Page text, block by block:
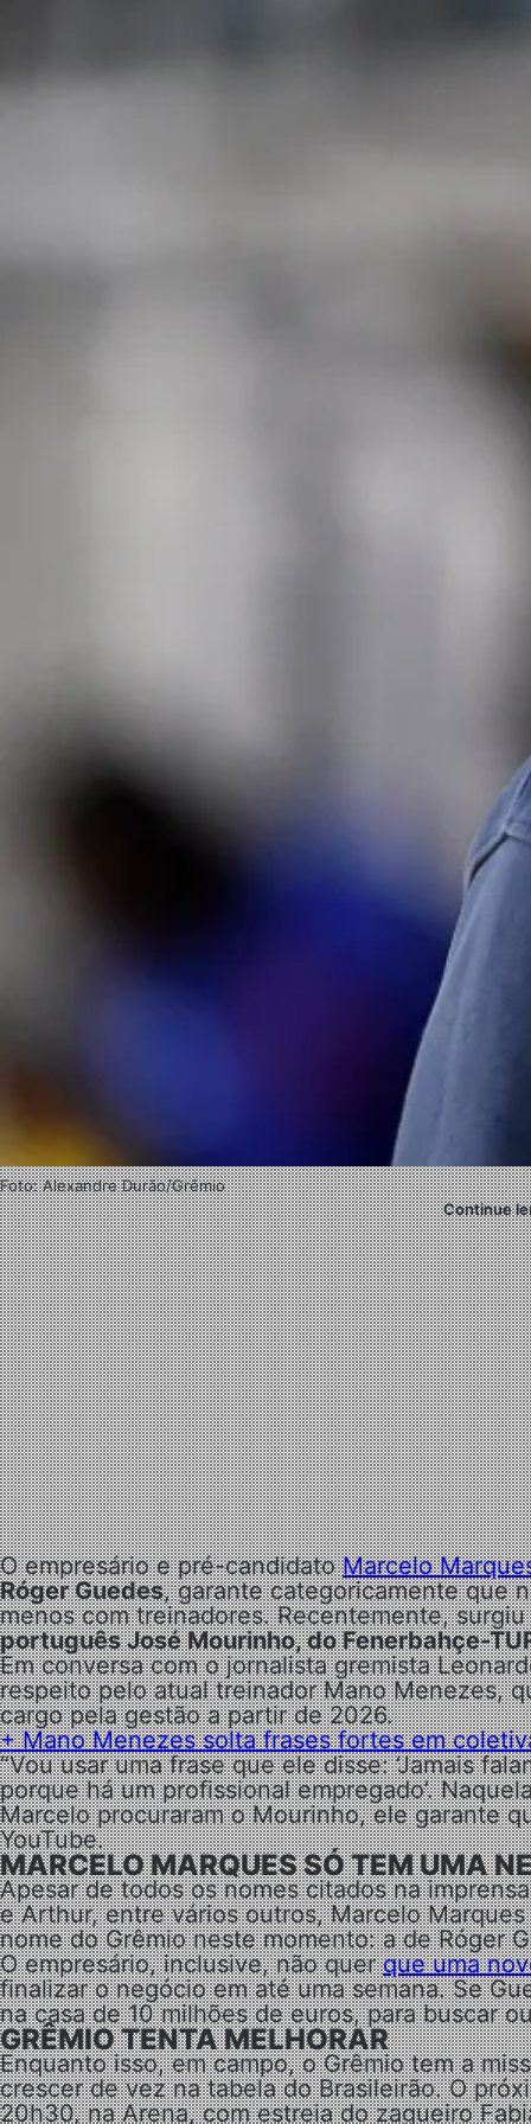
Foto: Alexandre Durão/Grêmio
Continue
O empresário e pré-candidatoMarcelo
Róger Guedes, garante categoricamente que
menos com treinadores. Recentemente,
português José Mourinho, do Fenerbahçe-
Em conversa com o jornalista gremista
respeito pelo atual treinador Mano Menezes,
cargo pela gestão a partir de 2026.
+Mano Menezes solta frases fortes em
“Vou usar uma frase que ele disse: ‘Jamais
porque há um profissional empregado’.
Marcelo procuraram o Mourinho, ele garante
YouTube.
MARCELO MARQUES SÓ TEM UMA
Apesar de todos os nomes citados na
e Arthur, entre vários outros, Marcelo
nome do Grêmio neste momento: a de Róger
O empresário, inclusive, não querque uma
finalizar o negócio em até uma semana. Se
na casa de 10 milhões de euros, para buscar
GRÊMIO TENTA MELHORAR
Enquanto isso, em campo, o Grêmio tem a
crescer de vez na tabela do Brasileirão. O
20h30, na Arena, com estreia do zagueiro